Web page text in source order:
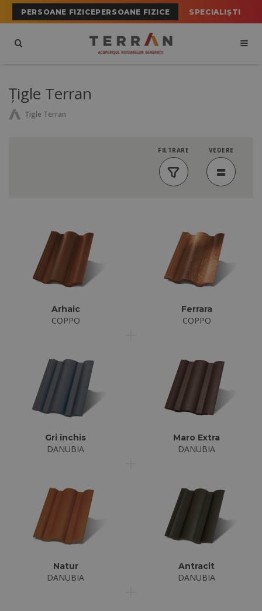
PERSOANE FIZICEPERSOANE FIZICE SPECIALIȘTI
Ţigle Terran
Ţigle Terran
FILTRARE VEDERE
Vizualizare
Arhaic
COPPO
Ferrara
COPPO
Gri închis
DANUBIA
Maro Extra
DANUBIA
Natur
DANUBIA
Antracit
DANUBIA